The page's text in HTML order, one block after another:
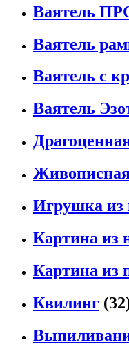
Ваятель
Ваятель
Ваятель с
Ваятель
Игрушка из
Картина из
Картина из
Квилинг